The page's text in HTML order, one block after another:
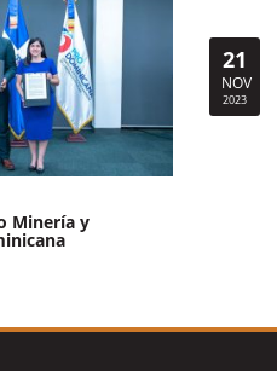
Minería y
21
NOV
2023